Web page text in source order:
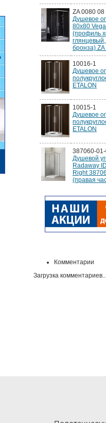
ZA 0080 08
Душевое
80x80
(профиль
бронза)
10016-1
Душевое
ETALON
10015-1
Душевое
ETALON
387060-
Душевой
Radaway
Right
(правая
Комментарии
Загрузка